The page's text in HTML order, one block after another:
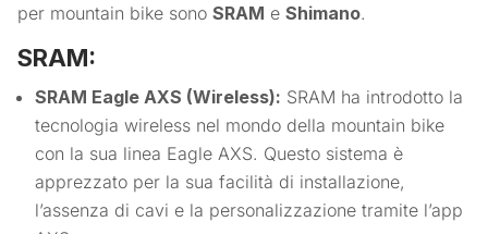
per mountain bike sonoSRAM eShimano.
SRAM:
SRAM Eagle AXS (Wireless): SRAM ha introdotto la
tecnologia wireless nel mondo della mountain bike
con la sua linea Eagle AXS. Questo sistema è
apprezzato per la sua facilità di installazione,
l’assenza di cavi e la personalizzazione tramite l’app